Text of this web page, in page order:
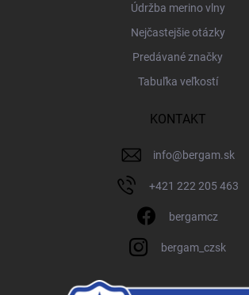
Údržba merino vlny
Nejčastejšie otázky
Predávané značky
Tabuľka veľkostí
KONTAKT
info@bergam.sk
+421 222 205 463
bergamcz
bergam_czsk